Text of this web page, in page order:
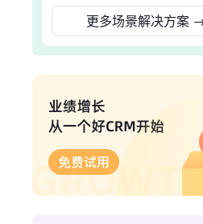
更多场景解决方案